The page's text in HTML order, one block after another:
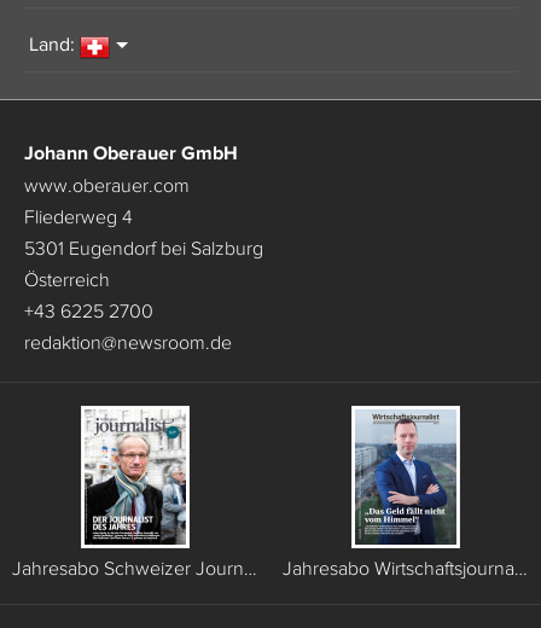
Land:
Johann Oberauer GmbH
www.oberauer.com
Fliederweg 4
5301 Eugendorf bei Salzburg
Österreich
+43 6225 2700
redaktion@newsroom.de
Jahresabo Schweizer Journalist (6 Ausgaben) Jahresabo Wirtschaftsjournalist (6 Ausgaben)